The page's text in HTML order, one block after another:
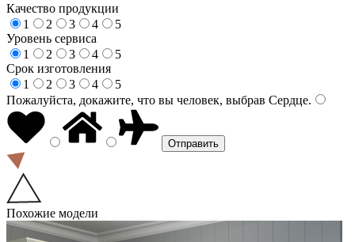
Качество продукции
1
2 3 4
5
Уровень сервиса
1
2 3 4
5
Срок изготовления
1
2 3 4
5
Пожалуйста, докажите, что вы человек, выбрав Сердце.
Похожие модели